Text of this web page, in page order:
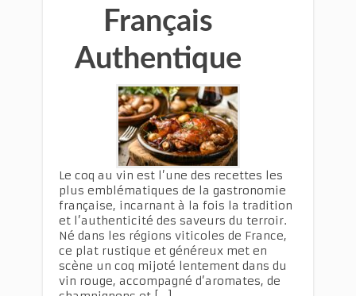
Français
Authentique
Le coq au vin est l’une des recettes les
plus emblématiques de la gastronomie
française, incarnant à la fois la tradition
et l’authenticité des saveurs du terroir.
Né dans les régions viticoles de France,
ce plat rustique et généreux met en
scène un coq mijoté lentement dans du
vin rouge, accompagné d’aromates, de